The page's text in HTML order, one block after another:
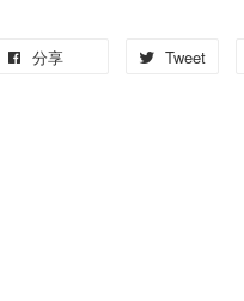
分享 Tweet